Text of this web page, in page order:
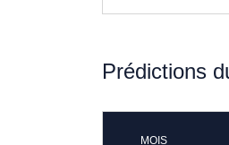
Prédictions
MOIS